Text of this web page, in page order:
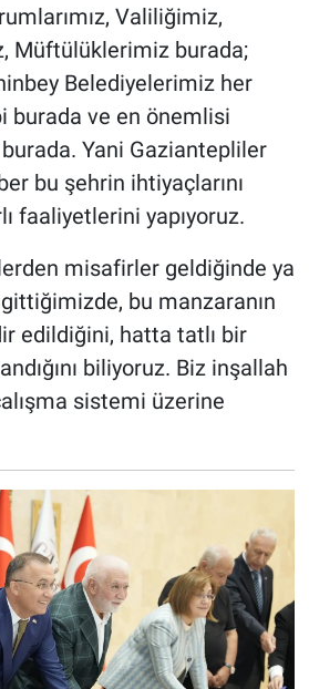
Valiliğimiz,
Müftülüklerimiz burada;
Belediyelerimiz her
burada ve en önemlisi
Yani Gaziantepliler
bu şehrin ihtiyaçlarını
faaliyetlerini yapıyoruz.
misafirler geldiğinde ya
bu manzaranın
edildiğini, hatta tatlı bir
biliyoruz. Biz inşallah
sistemi üzerine